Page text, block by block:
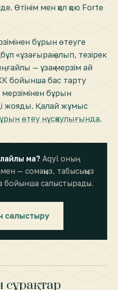
Өтінім мен қол қою Forte
бұрын өтеуге
«ұзағырақ алып, тезірек
— ұзақ мерзім ай
бойынша бас тарту
бұрын
жояды. Қалай жұмыс
өтеу нұсқаулығында.
ма? Aqyl оның
— сомаңыз, табысыңыз
бойынша салыстырады.
салыстыру